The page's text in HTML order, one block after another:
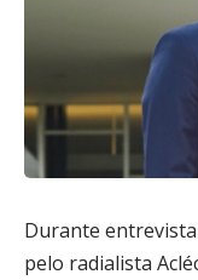
Durante
pelo radialista